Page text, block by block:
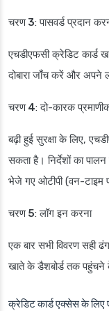
चरण 3: पासवर्ड प्रदान
एचडीएफसी क्रेडिट कार्ड
दोबारा जाँच करें और अपने
चरण 4: दो-कारक
बढ़ी हुई सुरक्षा के लिए,
सकता है। निर्देशों का
भेजे गए ओटीपी (वन-टाइम
चरण 5: लॉग इन करना
एक बार सभी विवरण सही
खाते के डैशबोर्ड तक पहुंचने
क्रेडिट कार्ड एक्सेस के लिए